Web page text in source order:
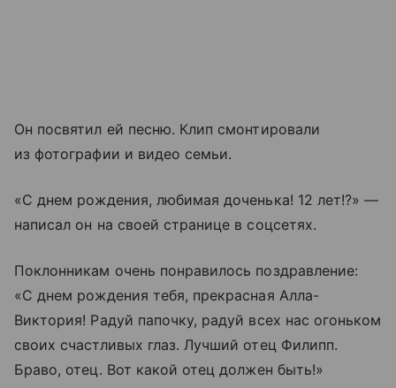
Он посвятил ей песню. Клип смонтировали
из фотографии и видео семьи.
«С днем рождения, любимая доченька! 12 лет!?» —
написал он на своей странице в соцсетях.
Поклонникам очень понравилось поздравление:
«С днем рождения тебя, прекрасная Алла-
Виктория! Радуй папочку, радуй всех нас огоньком
своих счастливых глаз. Лучший отец Филипп.
Браво, отец. Вот какой отец должен быть!»